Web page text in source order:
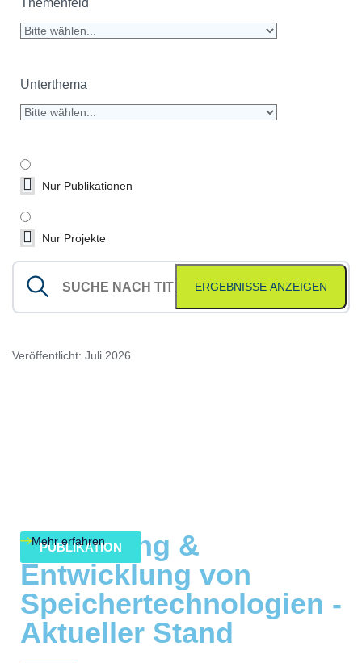
Themenfeld
Unterthema
Nur Publikationen
Nur Projekte
ERGEBNISSE ANZEIGEN
Veröffentlicht: Juli 2026
PUBLIKATION
Forschung &
Entwicklung von
Speichertechnologien -
Aktueller Stand
Mehr erfahren